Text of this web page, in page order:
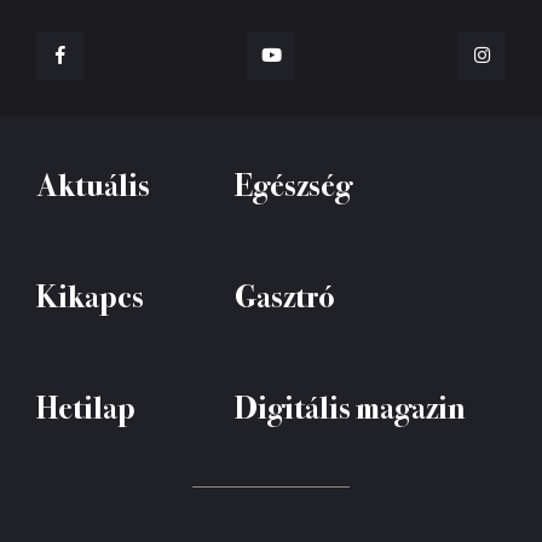
Aktuális Egészség
Kikapcs Gasztró
Hetilap Digitális magazin